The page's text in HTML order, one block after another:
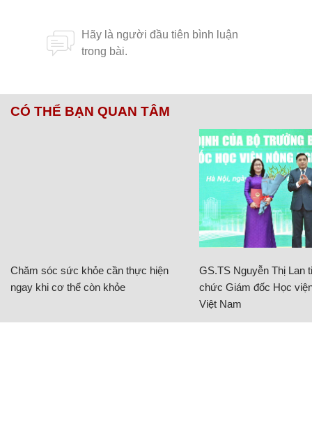
CÓ THỂ BẠN QUAN TÂM
Chăm sóc sức khỏe cần thực hiện
ngay khi cơ thể còn khỏe
GS.TS Nguyễn Thị Lan
chức Giám đốc Học
Việt Nam